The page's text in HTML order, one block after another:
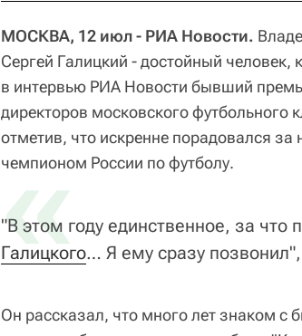
МОСКВА, 12 июл - РИА Новости.
Сергей Галицкий - достойный
в интервью РИА Новости бывший
директоров московского
отметив, что искренне порадовался за
чемпионом России по футболу.
«
"В этом году единственное, за что
Галицкого… Я ему сразу
Он рассказал, что много лет знаком с